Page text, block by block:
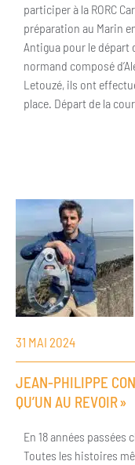
participer à la RORC
préparation au Marin
Antigua pour le départ
normand composé
Letouzé, ils ont
place. Départ de la
31 MAI 2024
JEAN-PHILIPPE
QU’UN AU REVOIR »
En 18 années passées
Toutes les histoires